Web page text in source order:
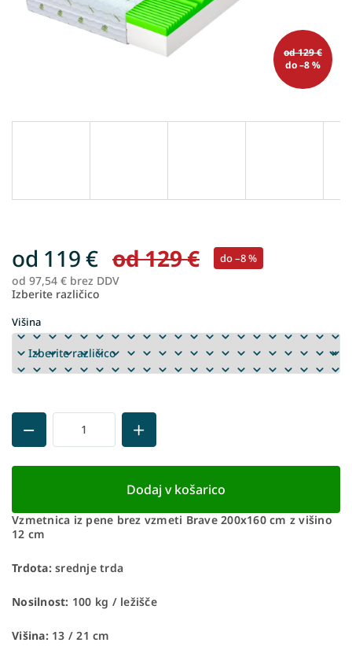
od 129 €
do –8 %
od 129 € do –8 %
od 119 €
od 97,54 € brez DDV
Izberite različico
Višina
Dodaj v košarico
Vzmetnica iz pene brez vzmeti Brave 200x160 cm z višino
12 cm
Trdota:srednje trda
Nosilnost: 100 kg / ležišče
Višina:13 / 21 cm